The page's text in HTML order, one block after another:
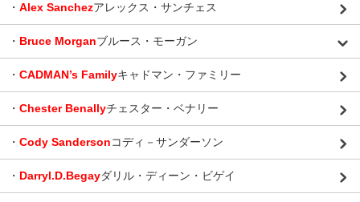
・ Alex Sanchezアレックス・サンチェス
・ Bruce Morganブルース・モーガン
・ CADMAN’s Familyキャドマン・ファミリー
・ Chester Benallyチェスター・ベナリー
・ Cody Sandersonコディ－サンダーソン
・ Darryl.D.Begayダリル・ディーン・ビゲイ